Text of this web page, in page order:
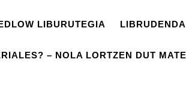
LIBURUTEGIA
– NOLA LORTZEN DUT